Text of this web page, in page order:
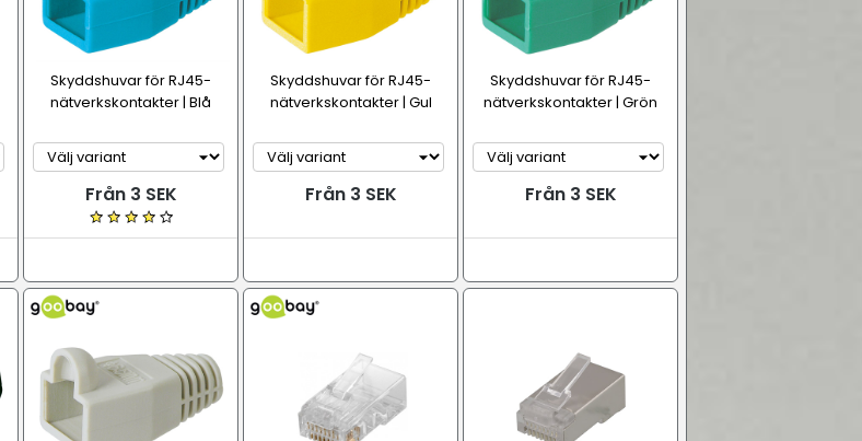
Skyddshuvar för RJ45-
nätverkskontakter | Blå
Från 3 SEK
Skyddshuvar för RJ45-
nätverkskontakter | Gul
Från 3 SEK
Skyddshuvar för RJ45-
nätverkskontakter | Grön
Från 3 SEK